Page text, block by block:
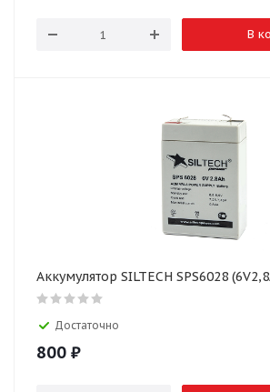
В
Аккумулятор SILTECH SPS6028
Достаточно
800 ₽